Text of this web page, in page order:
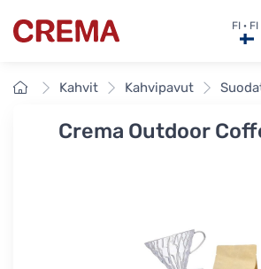
Crema FI · FI
EtusivuKahvit Kahvipavut
Crema Outdoor